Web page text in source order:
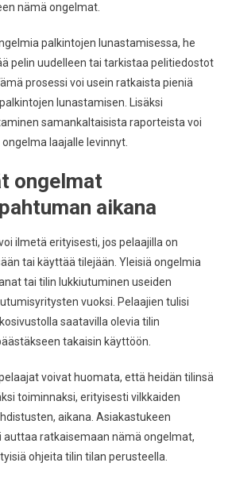
nämä ongelmat.
palkintojen lunastamisessa, he
pelin uudelleen tai tarkistaa pelitiedostot
prosessi voi usein ratkaista pieniä
lunastamisen. Lisäksi
samankaltaisista raporteista voi
laajalle levinnyt.
ongelmat
aikana
ilmetä erityisesti, jos pelaajilla on
tai käyttää tilejään. Yleisiä ongelmia
tai tilin lukkiutuminen useiden
vuoksi. Pelaajien tulisi
saatavilla olevia tilin
takaisin käyttöön.
voivat huomata, että heidän tilinsä
toiminnaksi, erityisesti vilkkaiden
aikana. Asiakastukeen
ratkaisemaan nämä ongelmat,
ohjeita tilin tilan perusteella.